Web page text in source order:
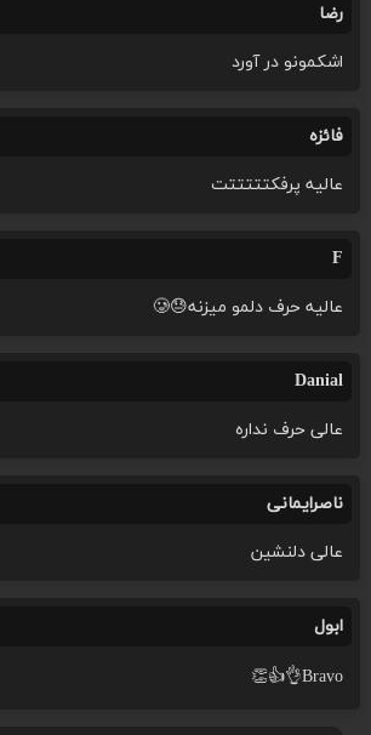
رضا
اشکمونو در آورد
فائزه
عالیه پرفکتتتتتت
F
عالیه حرف دلمو میزنه😓🥲
Danial
عالی حرف نداره
ناصرایمانی
عالی دلنشین
ابول
Bravo👌👍👏